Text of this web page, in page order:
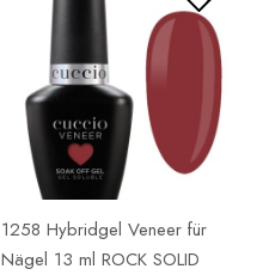
1258 Hybridgel Veneer für
Nägel 13 ml ROCK SOLID